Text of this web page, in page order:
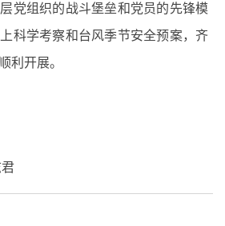
党组织的战斗堡垒和党员的先锋模
科学考察和台风季节安全预案，齐
利开展。